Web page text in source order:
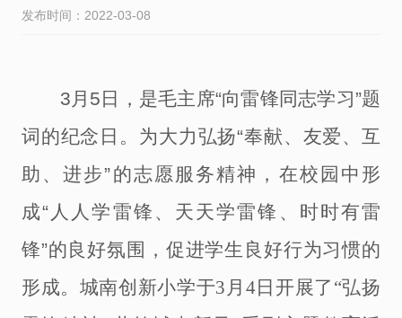
发布时间：2022-03-08
3月5日，是毛主席“向雷锋同志学习”题
词的纪念日。为大力弘扬“奉献、友爱、互
助、进步”的志愿服务精神，在校园中形
成“人人学雷锋、天天学雷锋、时时有雷
锋”的良好氛围，促进学生良好行为习惯的
形成。 城南创新小学于3月4日开展了“弘扬